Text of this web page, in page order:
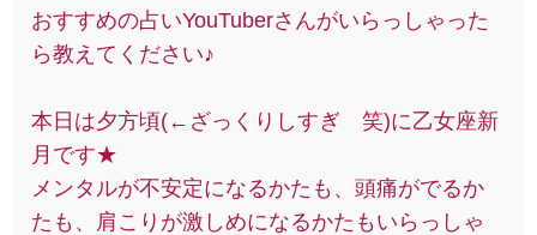
おすすめの占いYouTuberさんがいらっしゃった
ら教えてください♪
本日は夕方頃(←ざっくりしすぎ 笑)に乙女座新
月です★
メンタルが不安定になるかたも、頭痛がでるか
たも、肩こりが激しめになるかたもいらっしゃ